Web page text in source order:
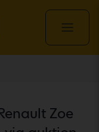
Zoe